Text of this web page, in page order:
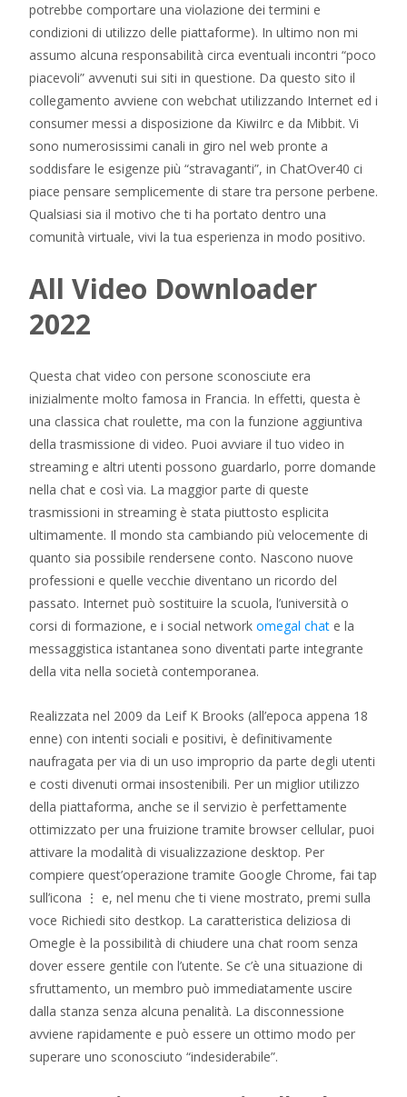
potrebbe comportare una violazione dei termini e
condizioni di utilizzo delle piattaforme). In ultimo non mi
assumo alcuna responsabilità circa eventuali incontri “poco
piacevoli” avvenuti sui siti in questione. Da questo sito il
collegamento avviene con webchat utilizzando Internet ed i
consumer messi a disposizione da KiwiIrc e da Mibbit. Vi
sono numerosissimi canali in giro nel web pronte a
soddisfare le esigenze più “stravaganti”, in ChatOver40 ci
piace pensare semplicemente di stare tra persone perbene.
Qualsiasi sia il motivo che ti ha portato dentro una
comunità virtuale, vivi la tua esperienza in modo positivo.
All Video Downloader
2022
Questa chat video con persone sconosciute era
inizialmente molto famosa in Francia. In effetti, questa è
una classica chat roulette, ma con la funzione aggiuntiva
della trasmissione di video. Puoi avviare il tuo video in
streaming e altri utenti possono guardarlo, porre domande
nella chat e così via. La maggior parte di queste
trasmissioni in streaming è stata piuttosto esplicita
ultimamente. Il mondo sta cambiando più velocemente di
quanto sia possibile rendersene conto. Nascono nuove
professioni e quelle vecchie diventano un ricordo del
passato. Internet può sostituire la scuola, l’università o
corsi di formazione, e i social network omegal chat e la
messaggistica istantanea sono diventati parte integrante
della vita nella società contemporanea.
Realizzata nel 2009 da Leif K Brooks (all’epoca appena 18
enne) con intenti sociali e positivi, è definitivamente
naufragata per via di un uso improprio da parte degli utenti
e costi divenuti ormai insostenibili. Per un miglior utilizzo
della piattaforma, anche se il servizio è perfettamente
ottimizzato per una fruizione tramite browser cellular, puoi
attivare la modalità di visualizzazione desktop. Per
compiere quest’operazione tramite Google Chrome, fai tap
sull’icona ⋮ e, nel menu che ti viene mostrato, premi sulla
voce Richiedi sito destkop. La caratteristica deliziosa di
Omegle è la possibilità di chiudere una chat room senza
dover essere gentile con l’utente. Se c’è una situazione di
sfruttamento, un membro può immediatamente uscire
dalla stanza senza alcuna penalità. La disconnessione
avviene rapidamente e può essere un ottimo modo per
superare uno sconosciuto “indesiderabile”.